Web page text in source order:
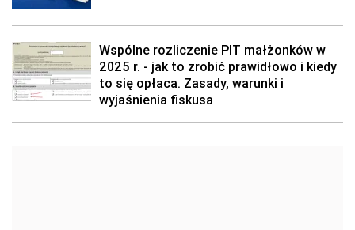
Wspólne rozliczenie PIT małżonków w
2025 r. - jak to zrobić prawidłowo i kiedy
to się opłaca. Zasady, warunki i
wyjaśnienia fiskusa